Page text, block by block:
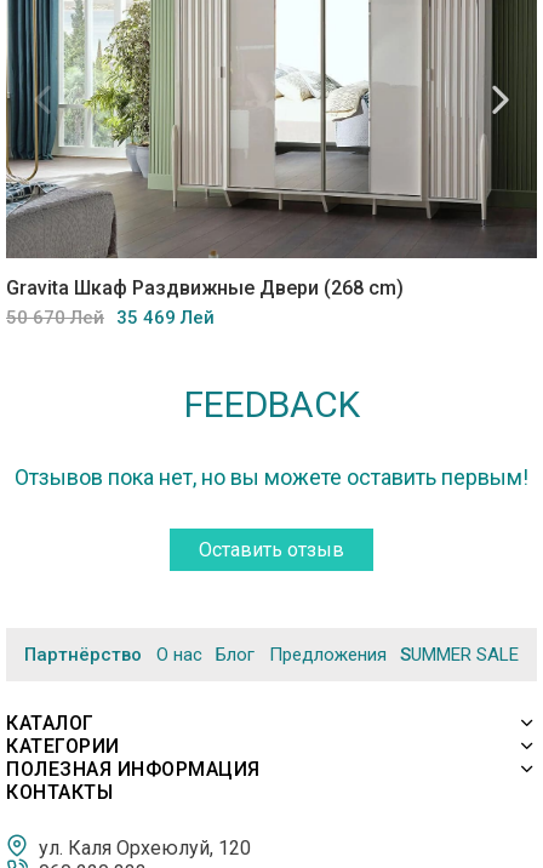
Gravita Шкаф Раздвижные Двери (268 cm)
50 670 Лей 35 469 Лей
FEEDBACK
Отзывов пока нет, но вы можете оставить первым!
Оставить отзыв
Партнёрство О нас Блог Предложения SUMMER SALE
КАТАЛОГ
КАТЕГОРИИ
ПОЛЕЗНАЯ ИНФОРМАЦИЯ
КОНТАКТЫ
ул. Каля Орхеюлуй, 120